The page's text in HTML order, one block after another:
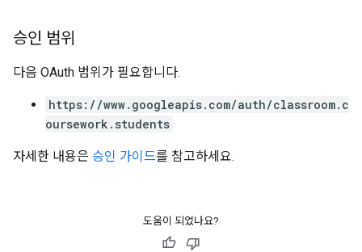
승인 범위
다음 OAuth 범위가 필요합니다.
https://www.googleapis.com/auth/classroom.c
oursework.students
자세한 내용은 승인 가이드를 참고하세요.
도움이 되었나요?